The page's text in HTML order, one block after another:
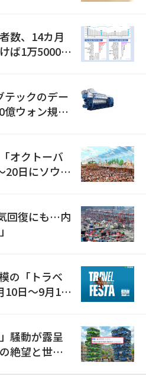
数、14カ月
ば1万5000人
テックのデー
億ウォン規模
オクトーバ
20日にソウル
回復にも…内
の「トラベ
日～9月11
騒動が露呈
絶望と世代